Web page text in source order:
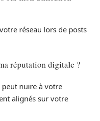
réseau lors de posts
réputation digitale ?
nuire à votre
alignés sur votre